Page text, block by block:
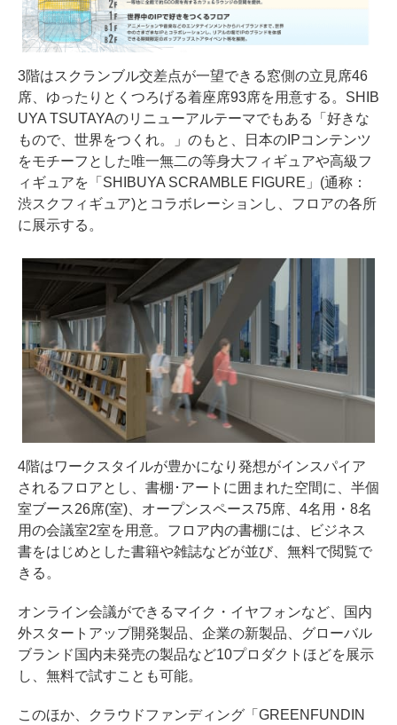
3階はスクランブル交差点が一望できる窓側の立見席46
席、ゆったりとくつろげる着座席93席を用意する。SHIB
UYA TSUTAYAのリニューアルテーマでもある「好きな
もので、世界をつくれ。」のもと、日本のIPコンテンツ
をモチーフとした唯一無二の等身大フィギュアや高級フ
ィギュアを「SHIBUYA SCRAMBLE FIGURE」(通称：
渋スクフィギュア)とコラボレーションし、フロアの各所
に展示する。
4階はワークスタイルが豊かになり発想がインスパイア
されるフロアとし、書棚･アートに囲まれた空間に、半個
室ブース26席(室)、オープンスペース75席、4名用・8名
用の会議室2室を用意。フロア内の書棚には、ビジネス
書をはじめとした書籍や雑誌などが並び、無料で閲覧で
きる。
オンライン会議ができるマイク・イヤフォンなど、国内
外スタートアップ開発製品、企業の新製品、グローバル
ブランド国内未発売の製品など10プロダクトほどを展示
し、無料で試すことも可能。
このほか、クラウドファンディング「GREENFUNDIN